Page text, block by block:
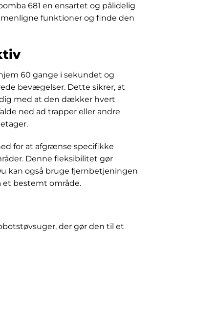
681 en ensartet og pålidelig
funktioner og finde den
60 gange i sekundet og
bevægelser. Dette sikrer, at
med at den dækker hvert
ned ad trapper eller andre
for at afgrænse specifikke
Denne fleksibilitet gør
kan også bruge fjernbetjeningen
et bestemt område.
der gør den til et